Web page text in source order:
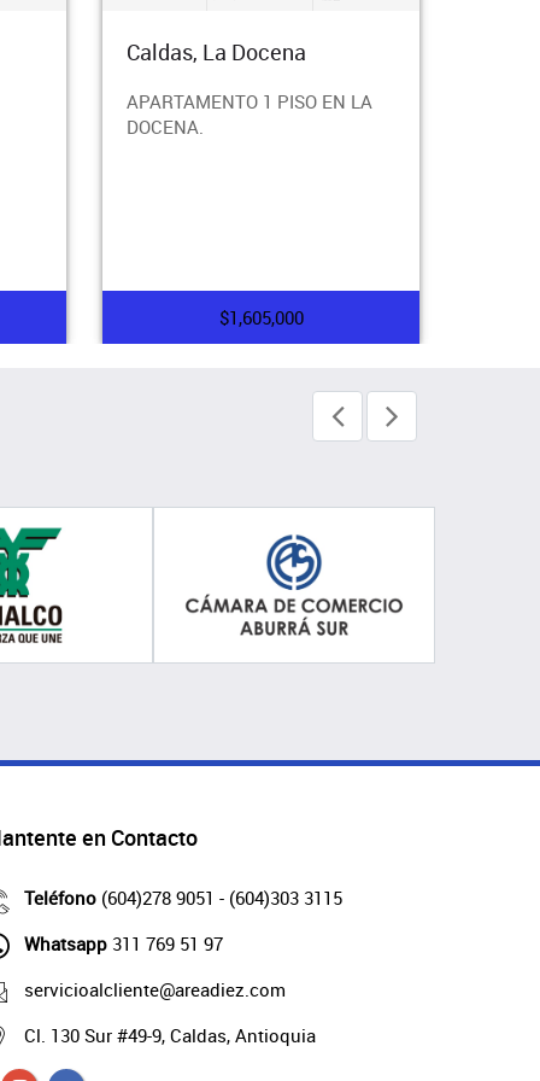
Caldas, La Docena
APARTAMENTO 1 PISO EN LA
DOCENA.
$1,605,000
en Contacto
Teléfono (604)278 9051 - (604)303 3115
Whatsapp 311 769 51 97
servicioalcliente@areadiez.com
Cl. 130 Sur #49-9, Caldas, Antioquia